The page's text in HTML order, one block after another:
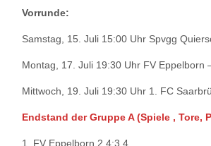
Vorrunde:
Samstag, 15. Juli 15:00 Uhr Spvgg
Montag, 17. Juli 19:30 Uhr FV Eppelborn
Mittwoch, 19. Juli 19:30 Uhr 1. FC
Endstand der Gruppe A (Spiele , Tore,
1. FV Eppelborn 2 4:3 4